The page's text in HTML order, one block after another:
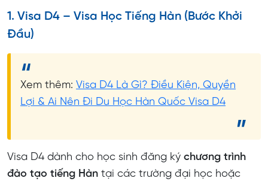
1. Visa D4 – Visa Học Tiếng Hàn (Bước Khởi
Đầu)
Xem thêm: Visa D4 Là Gì? Điều Kiện, Quyền
Lợi & Ai Nên Đi Du Học Hàn Quốc Visa D4
Visa D4 dành cho học sinh đăng ký chương trình
đào tạo tiếng Hàn tại các trường đại học hoặc